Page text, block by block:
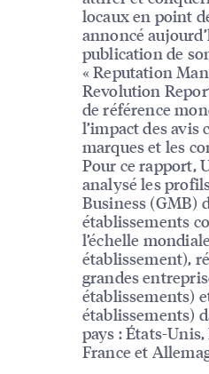
locaux en point
annoncé
publication de
« Reputation
Revolution
de référence
l’impact des avis
marques et les
Pour ce rapport,
analysé les
Business (GMB)
établissements
l’échelle
établissement),
grandes
établissements)
établissements)
pays : États-
France et